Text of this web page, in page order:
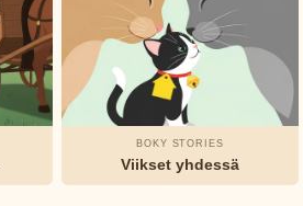
BOKY STORIES
Viikset yhdessä